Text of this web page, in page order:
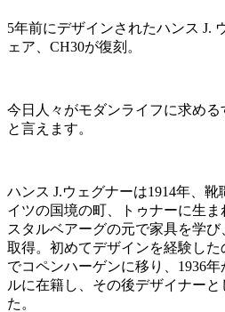
5年前にデザインされたハンス J.
ェア、CH30が復刻。
今日人々がモダンライフに求め
と言えます。
ハンス J.ウェグナーは1914年、
イツの国境の町、トゥナーに生ま
スタルベアーグの元で家具を学
取得。初めてデザインを経験し
でコペンハーゲンに移り、1936
ルに在籍し、その後デザイナー
た。